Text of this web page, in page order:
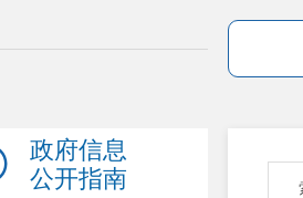
政府信息
公开指南